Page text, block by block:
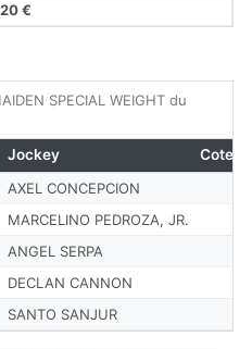
€
SPECIAL WEIGHT du
AXEL CONCEPCION
MARCELINO PEDROZA, JR.
ANGEL SERPA
DECLAN CANNON
SANTO SANJUR
Jockey Cote